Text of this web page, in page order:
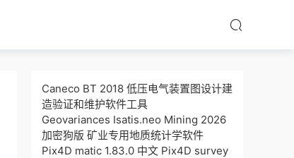
Caneco BT 2018 低压电气装置图设计建
造验证和维护软件工具
Geovariances Isatis.neo Mining 2026
加密狗版 矿业专用地质统计学软件
Pix4D matic 1.83.0 中文 Pix4D survey